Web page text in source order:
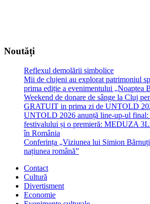
Noutăți
Reflexul demolării simbolice
Mii de clujeni au explorat patrimoniul
prima ediție a evenimentului „Noaptea
Weekend de donare de sânge la Cluj
GRATUIT in prima zi de UNTOLD
UNTOLD 2026 anunță line-up-ul final:
festivalului și o premieră: MEDUZA
în România
Conferința „Viziunea lui Simion
națiunea română”
Contact
Cultură
Divertisment
Economie